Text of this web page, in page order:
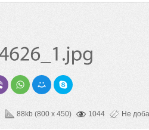
88kb (800 x 450) 1044 Не